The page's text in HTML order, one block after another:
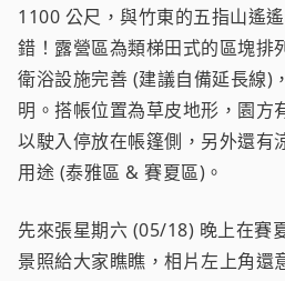
1100 公尺，與竹東的五指山遙
錯！露營區為類梯田式的區塊排
衛浴設施完善 (建議自備延長線)
明。搭帳位置為草皮地形，園方
以駛入停放在帳篷側，另外還有
用途 (泰雅區 & 賽夏區)。
先來張星期六 (05/18) 晚上在賽
景照給大家瞧瞧，相片左上角還